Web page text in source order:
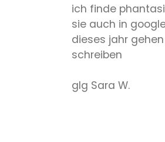
ich finde
sie auch in
dieses jahr
schreiben
glg Sara W.